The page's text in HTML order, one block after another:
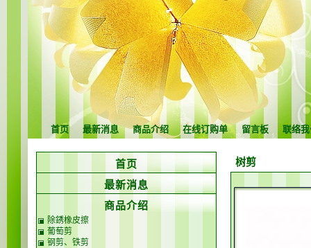
首页 最新消息 商品介绍 在线订购单 留言板 联络
树剪
首页
最新消息
商品介绍
除銹橡皮擦
葡萄剪
钢剪、铁剪